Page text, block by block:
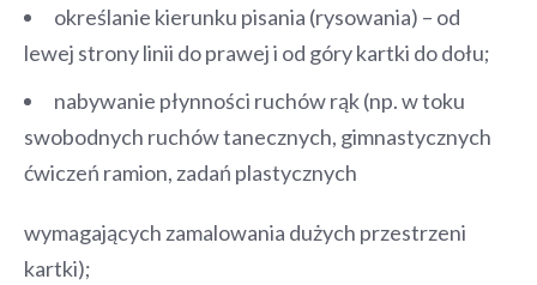
określanie kierunku pisania (rysowania) – od
lewej strony linii do prawej i od góry kartki do dołu;
nabywanie płynności ruchów rąk (np. w toku
swobodnych ruchów tanecznych, gimnastycznych
ćwiczeń ramion, zadań plastycznych
wymagających zamalowania dużych przestrzeni
kartki);